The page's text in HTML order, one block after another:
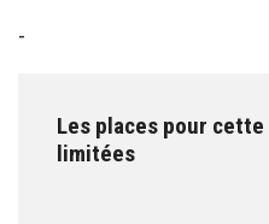
-
Les places pour
limitées